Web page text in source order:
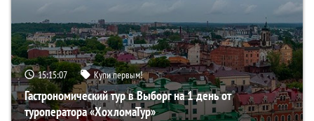
15:15:06 Купи первым!
Гастрономический тур в Выборг на 1 день от
туроператора «ХохломаТур»